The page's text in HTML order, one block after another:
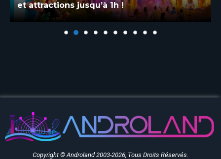
et attractions jusqu’à 1h !
Copyright © Androland 2003-2026, Tous Droits Réservés.